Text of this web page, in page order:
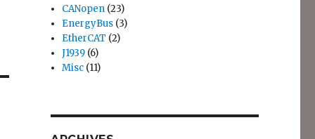
CANopen (23)
EnergyBus (3)
EtherCAT (2)
J1939 (6)
Misc (11)